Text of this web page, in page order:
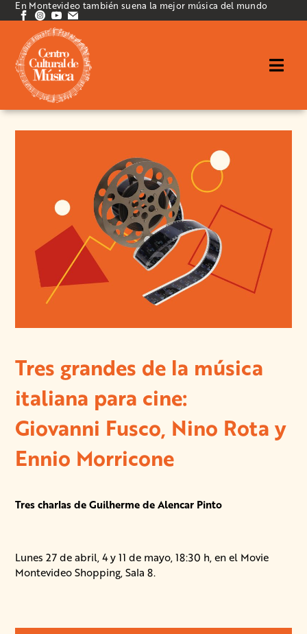
En Montevideo también suena la mejor música del mundo
Tres grandes de la música
italiana para cine:
Giovanni Fusco, Nino Rota y
Ennio Morricone
Tres charlas de Guilherme de Alencar Pinto
Lunes 27 de abril, 4 y 11 de mayo, 18:30 h, en el Movie
Montevideo Shopping, Sala 8.